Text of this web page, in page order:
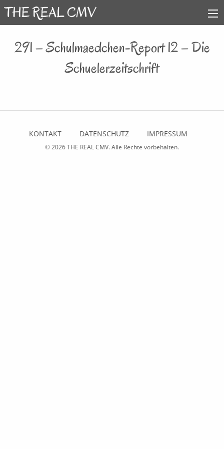
291 – Schulmaedchen-Report 12 – Die
Schuelerzeitschrift
KONTAKT DATENSCHUTZ IMPRESSUM
© 2026THE REAL CMV. Alle Rechte vorbehalten.